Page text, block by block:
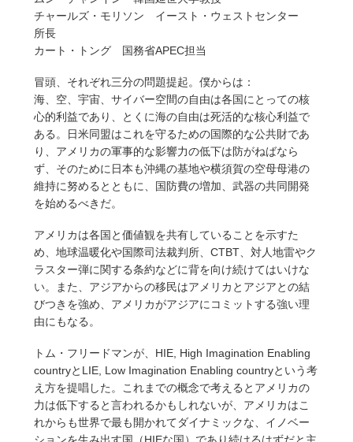
チャールズ・モリソン イースト・ウェストセンター
所長
カート・トング 国務省APEC担当
冒頭、それぞれ三分の問題提起。僕からは：
海、空、宇宙、サイバー空間の自由は各国にとっての核
心的利益であり、とくに海の自由は死活的な核心利益で
ある。日米同盟はこれを守るための国際的な公共財であ
り、アメリカの軍事的な影響力の低下は防がねばなら
ず、そのために日本も沖縄の基地や横須賀の空母母港の
維持に努めるとともに、国防費の増加、武器の共同開発
を始めるべきだ。
アメリカは各国と価値観を共有していることを示すた
め、地球温暖化や国際司法裁判所、CTBT、対人地雷やク
ラスター弾に関する条約などに背を向け続けてはいけな
い。また、アジアからの移民はアメリカとアジアとの結
びつきを強め、アメリカがアジアにコミットする強い理
由にもなる。
トム・フリードマンが、HIE, High Imagination Enabling
countryとLIE, Low Imagination Enabling countryという考
え方を提唱した。これまでの概念で考えるとアメリカの
力は低下すると言われるかもしれないが、アメリカはこ
れからも世界で最も開かれてダイナミックな、イノベー